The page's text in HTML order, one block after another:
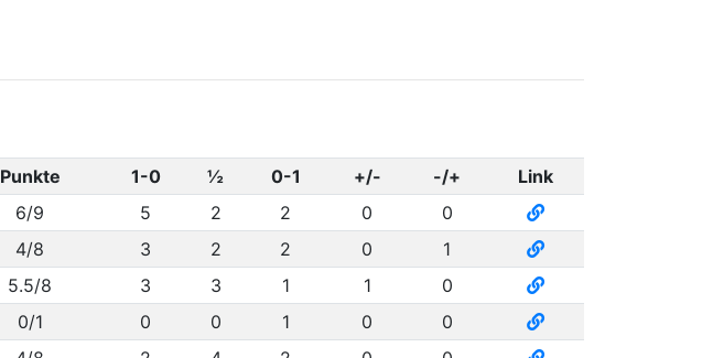
Punkte 1-0 ½ 0-1 +/- -/+
Link
6/9 5 2 2 0
0
4/8 3 2 2 0
1
5.5/8 3 3 1 1
0
0/1 0 0 1 0
0